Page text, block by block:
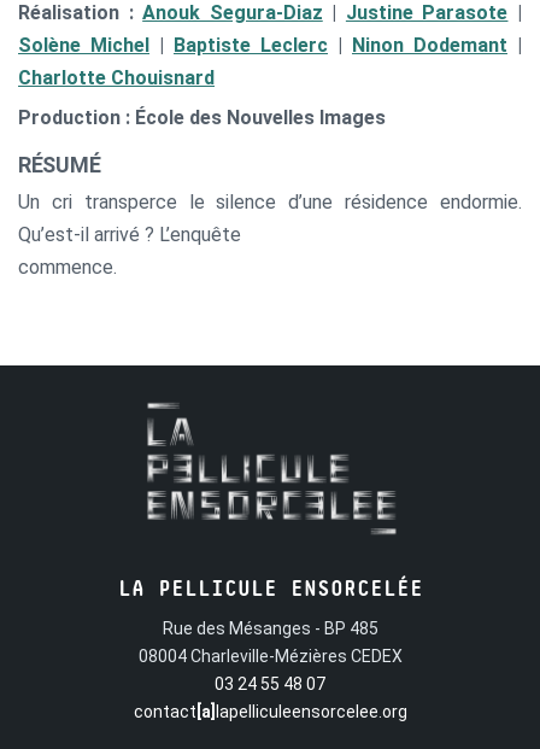
Réalisation :Anouk Segura-Diaz Justine Parasote
Solène Michel
Baptiste Leclerc Ninon Dodemant
Charlotte Chouisnard
Production : École des Nouvelles Images
RÉSUMÉ
Un cri transperce le silence d’une résidence endormie.
Qu’est-il arrivé ? L’enquête
commence.
LA PELLICULE ENSORCELÉE
Rue des Mésanges - BP 485
08004 Charleville-Mézières CEDEX
03 24 55 48 07
contact [a] lapelliculeensorcelee.org